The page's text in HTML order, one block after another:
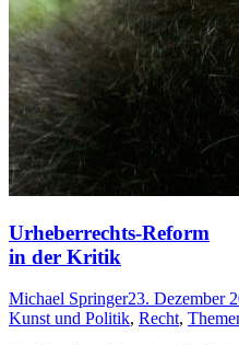
Urheberrechts-Reform
in der Kritik
Michael Springer23. Dezember
Kunst und Politik, Recht,